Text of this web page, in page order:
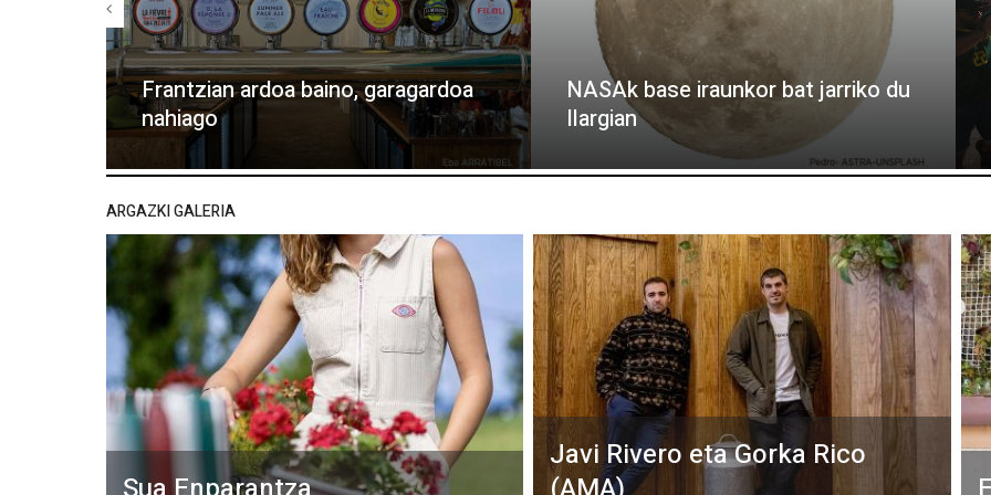
Frantzian ardoa baino, garagardoa
nahiago
NASAk base iraunkor bat jarriko du
Ilargian
ARGAZKI GALERIA
Javi Rivero eta Gorka Rico